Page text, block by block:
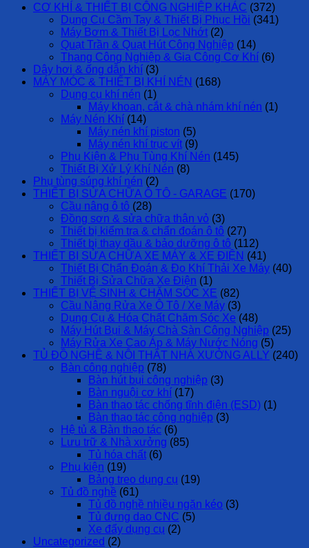
CƠ KHÍ & THIẾT BỊ CÔNG NGHIỆP KHÁC (372)
Dụng Cụ Cầm Tay & Thiết Bị Phục Hồi (341)
Máy Bơm & Thiết Bị Lọc Nhớt (2)
Quạt Trần & Quạt Hút Công Nghiệp (14)
Thang Công Nghiệp & Gia Công Cơ Khí (6)
Dây hơi & ống dẫn khí (3)
MÁY MÓC & THIẾT BỊ KHÍ NÉN (168)
Dụng cụ khí nén (1)
Máy khoan, cắt & chà nhám khí nén (1)
Máy Nén Khí (14)
Máy nén khí piston (5)
Máy nén khí trục vít (9)
Phụ Kiện & Phụ Tùng Khí Nén (145)
Thiết Bị Xử Lý Khí Nén (8)
Phụ tùng súng khí nén (2)
THIẾT BỊ SỬA CHỮA Ô TÔ - GARAGE (170)
Cầu nâng ô tô (28)
Đồng sơn & sửa chữa thân vỏ (3)
Thiết bị kiểm tra & chẩn đoán ô tô (27)
Thiết bị thay dầu & bảo dưỡng ô tô (112)
THIẾT BỊ SỬA CHỮA XE MÁY & XE ĐIỆN (41)
Thiết Bị Chẩn Đoán & Đo Khí Thải Xe Máy (40)
Thiết Bị Sửa Chữa Xe Điện (1)
THIẾT BỊ VỆ SINH & CHĂM SÓC XE (82)
Cầu Nâng Rửa Xe Ô Tô / Xe Máy (3)
Dụng Cụ & Hóa Chất Chăm Sóc Xe (48)
Máy Hút Bụi & Máy Chà Sàn Công Nghiệp (25)
Máy Rửa Xe Cao Áp & Máy Nước Nóng (5)
TỦ ĐỒ NGHỀ & NỘI THẤT NHÀ XƯỞNG ALLY (240)
Bàn công nghiệp (78)
Bàn hút bụi công nghiệp (3)
Bàn nguội cơ khí (17)
Bàn thao tác chống tĩnh điện (ESD) (1)
Bàn thao tác công nghiệp (3)
Hệ tủ & Bàn thao tác (6)
Lưu trữ & Nhà xưởng (85)
Tủ hóa chất (6)
Phụ kiện (19)
Bảng treo dụng cụ (19)
Tủ đồ nghề (61)
Tủ đồ nghề nhiều ngăn kéo (3)
Tủ đựng dao CNC (5)
Xe đẩy dụng cụ (2)
Uncategorized (2)